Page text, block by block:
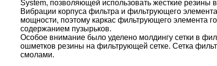
System, позволяющей использовать жесткие резины
Вибрации корпуса фильтра и фильтрующего
мощности, поэтому каркас фильтрующего элемента
содержанием пузырьков.
Особое внимание было уделено молдингу сетки в
ошметков резины на фильтрующей сетке. Сетка
смолами.